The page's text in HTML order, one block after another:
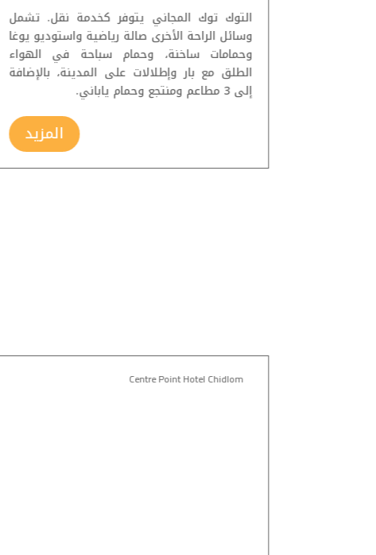
التوك توك المجاني يتوفر كخدمة نقل. تشمل
وسائل الراحة الأخرى صالة رياضية واستوديو يوغا
وحمامات ساخنة، وحمام سباحة في الهواء
الطلق مع بار وإطلالات على المدينة، بالإضافة
إلى 3 مطاعم ومنتجع وحمام ياباني.
المزيد
Centre Point Hotel Chidlom